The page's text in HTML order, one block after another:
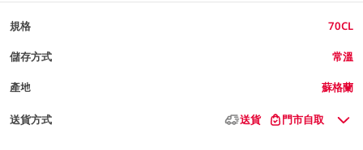
規格 70CL
儲存方式 常溫
產地 蘇格蘭
送貨方式 送貨 門市自取